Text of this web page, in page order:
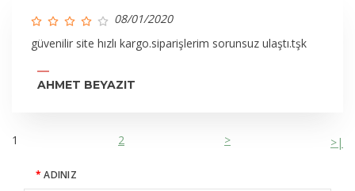
08/01/2020
güvenilir site hızlı kargo.siparişlerim sorunsuz ulaştı.tşk
AHMET BEYAZIT
1 2 > >|
ADINIZ